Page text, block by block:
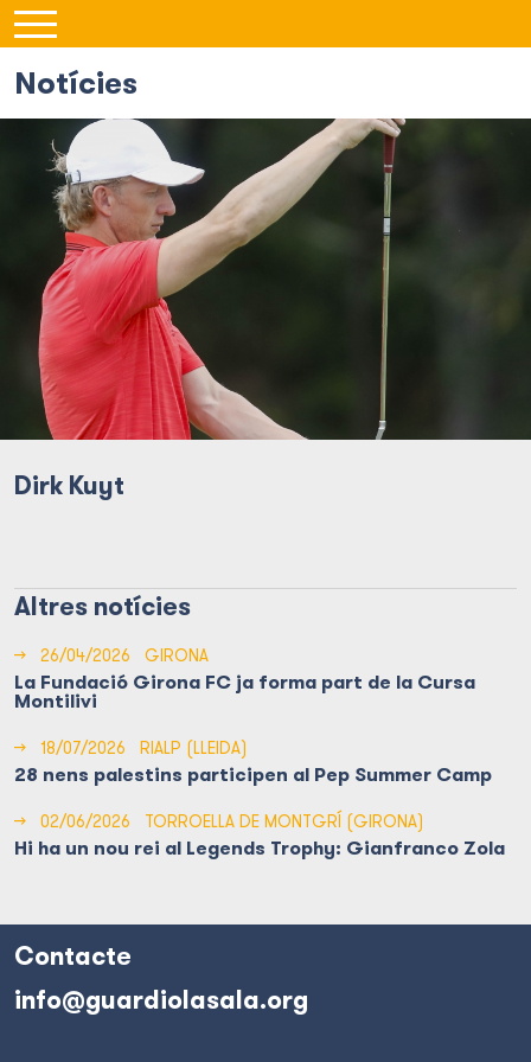
Notícies
Dirk Kuyt
Altres notícies
→ 26/04/2026 GIRONA
La Fundació Girona FC ja forma part de la Cursa
Montilivi
→ 18/07/2026 RIALP (LLEIDA)
28 nens palestins participen al Pep Summer Camp
→ 02/06/2026 TORROELLA DE MONTGRÍ (GIRONA)
Hi ha un nou rei al Legends Trophy: Gianfranco Zola
Contacte
info@guardiolasala.org